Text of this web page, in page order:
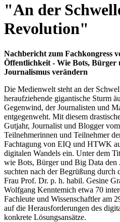
"An der
Revolution"
Nachbericht zum Fachkongress
Öffentlichkeit - Wie Bots, Bürger
Journalismus verändern
Die Medienwelt steht an der
heraufziehende gigantische Sturm
Gegenwind, der Journalisten und
entgegenweht. Mit diesem
Gutjahr, Journalist und Blogger
Teilnehmerinnen und Teilnehmer
Fachtagung von EIQ und HTWK
digitalen Wandels ein. Unter dem
wie Bots, Bürger und Big Data den
suchten nach der Begrüßung
Frau Prof. Dr. p. h. habil. Gesine
Wolfgang Kenntemich etwa 70
Fachleute und Wissenschaftler am
auf die Herausforderungen des
konkrete Lösungsansätze.